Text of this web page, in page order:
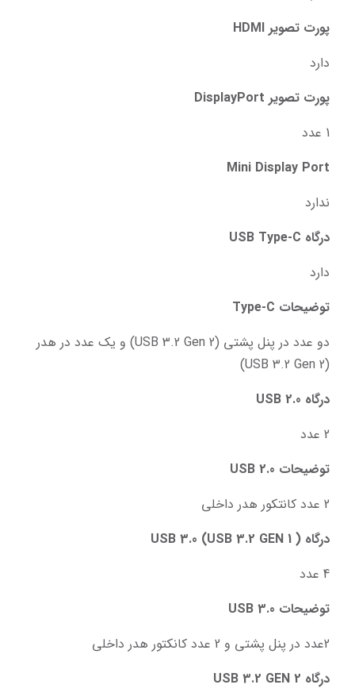
پورت تصویر HDMI
دارد
پورت تصویر DisplayPort
1 عدد
Mini Display Port
ندارد
درگاه USB Type-C
دارد
توضیحات Type-C
(USB 3.2 Gen 2)
درگاه USB 2.0
2 عدد
توضیحات USB 2.0
2 عدد کانتکور هدر داخلی
درگاه USB 3.0 (USB 3.2 GEN 1 )
4 عدد
توضیحات USB 3.0
2عدد در پنل پشتی و 2 عدد کانکتور هدر داخلی
درگاه USB 3.2 GEN 2